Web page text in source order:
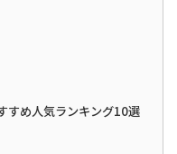
すめ人気ランキング10選